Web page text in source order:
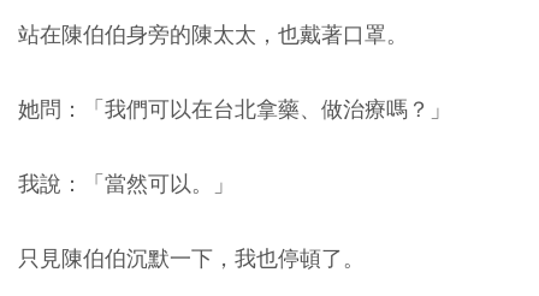
站在陳伯伯身旁的陳太太，也戴著口罩。
她問：「我們可以在台北拿藥、做治療嗎？」
我說：「當然可以。」
只見陳伯伯沉默一下，我也停頓了。